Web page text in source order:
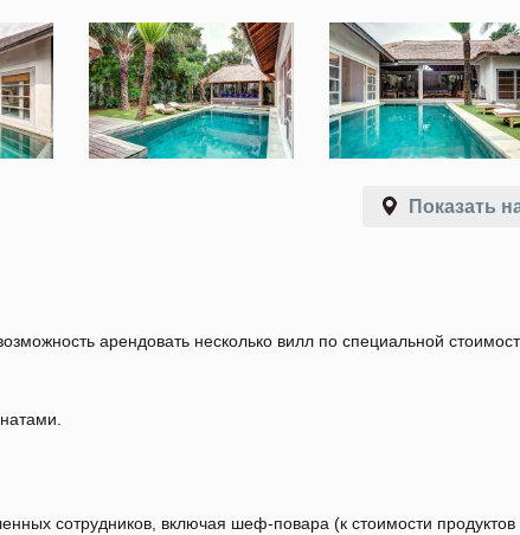
Показать
арендовать несколько вилл по специальной
сотрудников, включая шеф-повара (к стоимости продуктов